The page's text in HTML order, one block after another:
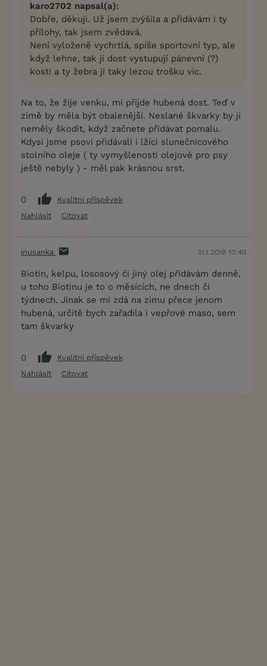
karo2702 napsal(a):
Dobře, děkuji. Už jsem zvýšila a přidávám i ty
přílohy, tak jsem zvědavá.
Není vyloženě vychrtlá, spíše sportovní typ, ale
když lehne, tak jí dost vystupují pánevní (?)
kosti a ty žebra jí taky lezou trošku víc.
Na to, že žije venku, mi přijde hubená dost. Teď v
zimě by měla být obalenější. Neslané škvarky by jí
neměly škodit, když začnete přidávat pomalu.
Kdysi jsme psovi přidávali i lžíci slunečnicového
stolního oleje ( ty vymyšlenosti olejové pro psy
ještě nebyly ) - měl pak krásnou srst.
0
Kvalitní příspěvek
Nahlásit
Citovat
inusanka 31.1.2019 10:40
Biotin, kelpu, lososový či jiný olej přidávám denně,
u toho Biotinu je to o měsících, ne dnech či
týdnech. Jinak se mi zdá na zimu přece jenom
hubená, určitě bych zařadila i vepřové maso, sem
tam škvarky
0
Kvalitní příspěvek
Nahlásit
Citovat